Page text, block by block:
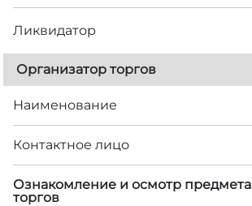
Ликвидатор
Организатор торгов
Наименование
Контактное лицо
Ознакомление и осмотр предмета
торгов